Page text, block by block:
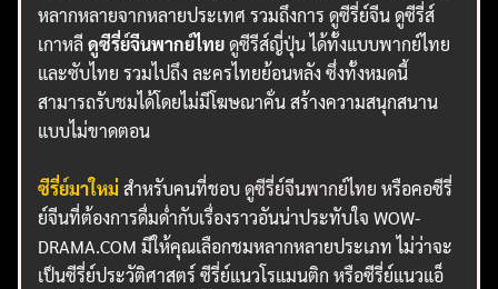
หลากหลายจากหลายประเทศ รวมถึงการ ดูซีรี่ย์จีน ดูซีรี่ส์
เกาหลีดูซีรี่ย์จีนพากย์ไทยดูซีรีส์ญี่ปุ่น ได้ทั้งแบบพากย์ไทย
และซับไทย รวมไปถึง ละครไทยย้อนหลัง ซึ่งทั้งหมดนี้
สามารถรับชมได้โดยไม่มีโฆษณาคั่น สร้างความสนุกสนาน
แบบไม่ขาดตอน
ซีรี่ย์มาใหม่ สำหรับคนที่ชอบดูซีรี่ย์จีนพากย์ไทย หรือคอซีรี่
ย์จีนที่ต้องการดื่มด่ำกับเรื่องราวอันน่าประทับใจ WOW-
DRAMA.COM มีให้คุณเลือกชมหลากหลายประเภท ไม่ว่าจะ
เป็นซีรี่ย์ประวัติศาสตร์ ซีรี่ย์แนวโรแมนติก หรือซีรี่ย์แนวแอ็